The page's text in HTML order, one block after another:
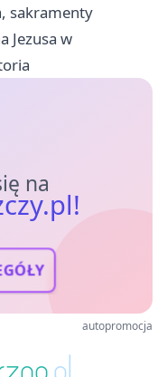
sakramenty
Jezusa w
na
autopromocja